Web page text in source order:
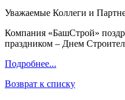
Уважаемые Коллеги и
Компания «БашСтрой»
праздником – Днем
Подробнее...
Возврат к списку